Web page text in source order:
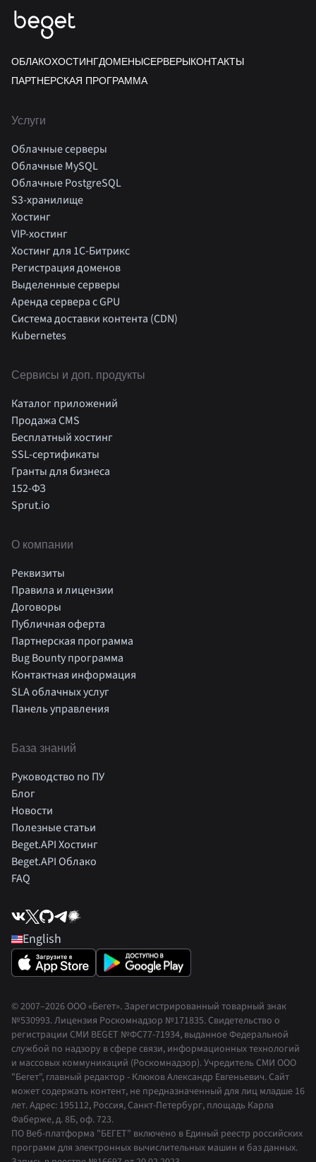
ОБЛАКОХОСТИНГДОМЕНЫСЕРВЕРЫКОНТАКТЫ
ПАРТНЕРСКАЯ ПРОГРАММА
Услуги
Облачные серверы
Облачные MySQL
Облачные PostgreSQL
S3-хранилище
Хостинг
VIP-хостинг
Хостинг для 1C-Битрикс
Регистрация доменов
Выделенные серверы
Аренда сервера с GPU
Система доставки контента (CDN)
Kubernetes
Cервисы и доп. продукты
Каталог приложений
Продажа CMS
Бесплатный хостинг
SSL-сертификаты
Гранты для бизнеса
152-ФЗ
Sprut.io
О компании
Реквизиты
Правила и лицензии
Договоры
Публичная оферта
Партнерская программа
Bug Bounty программа
Контактная информация
SLA облачных услуг
Панель управления
База знаний
Руководство по ПУ
Блог
Новости
Полезные статьи
Beget.API Хостинг
Beget.API Облако
FAQ
English
© 2007–2026 ООО «Бегет». Зарегистрированный товарный знак
№530993.Лицензия Роскомнадзор №171835.Свидетельство о
регистрации СМИ BEGET №ФС77-71934, выданное Федеральной
службой по надзору в сфере связи, информационных технологий
и массовых коммуникаций (Роскомнадзор). Учредитель СМИ ООО
"Бегет", главный редактор - Клюков Александр Евгеньевич. Сайт
может содержать контент, не предназначенный для лиц младше 16
лет. Адрес: 195112, Россия, Санкт-Петербург, площадь Карла
Фаберже, д. 8Б, оф. 723.
ПО Веб-платформа "БЕГЕТ" включено в Единый реестр российских
программ для электронных вычислительных машин и баз данных.